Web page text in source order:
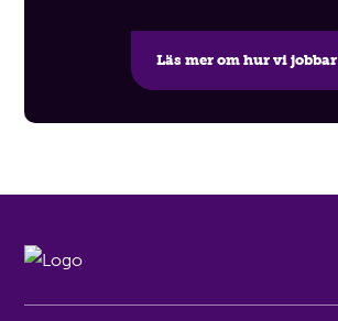
Läs mer om hur vi jobbar